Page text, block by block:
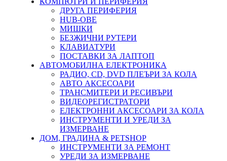
ДРУГА ПЕРИФЕРИЯ
HUB-ОВЕ
МИШКИ
БЕЗЖИЧНИ РУТЕРИ
КЛАВИАТУРИ
ПОСТАВКИ ЗА ЛАПТОП
АВТОМОБИЛНА ЕЛЕКТРОНИКА
РАДИО, CD, DVD ПЛЕЪРИ ЗА КОЛА
АВТО АКСЕСОАРИ
ТРАНСМИТЕРИ И РЕСИВЪРИ
ВИДЕОРЕГИСТРАТОРИ
ЕЛЕКТРОННИ АКСЕСОАРИ ЗА КОЛА
ИНСТРУМЕНТИ И УРЕДИ ЗА
ИЗМЕРВАНЕ
ДОМ, ГРАДИНА & PETSHOP
ИНСТРУМЕНТИ ЗА РЕМОНТ
УРЕДИ ЗА ИЗМЕРВАНЕ